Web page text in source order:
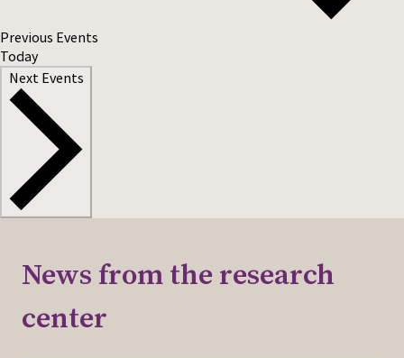
Previous Events
Today
Next Events
News from the research
center